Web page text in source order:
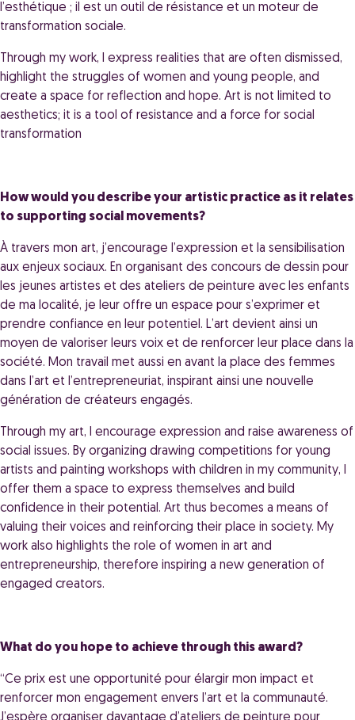
l’esthétique ; il est un outil de résistance et un moteur de
transformation sociale.
Through my work, I express realities that are often dismissed,
highlight the struggles of women and young people, and
create a space for reflection and hope. Art is not limited to
aesthetics; it is a tool of resistance and a force for social
transformation
How would you describe your artistic practice as it relates
to supporting social movements?
À travers mon art, j’encourage l’expression et la sensibilisation
aux enjeux sociaux. En organisant des concours de dessin pour
les jeunes artistes et des ateliers de peinture avec les enfants
de ma localité, je leur offre un espace pour s’exprimer et
prendre confiance en leur potentiel. L’art devient ainsi un
moyen de valoriser leurs voix et de renforcer leur place dans la
société. Mon travail met aussi en avant la place des femmes
dans l’art et l’entrepreneuriat, inspirant ainsi une nouvelle
génération de créateurs engagés.
Through my art, I encourage expression and raise awareness of
social issues. By organizing drawing competitions for young
artists and painting workshops with children in my community, I
offer them a space to express themselves and build
confidence in their potential. Art thus becomes a means of
valuing their voices and reinforcing their place in society. My
work also highlights the role of women in art and
entrepreneurship, therefore inspiring a new generation of
engaged creators.
What do you hope to achieve through this award?
“Ce prix est une opportunité pour élargir mon impact et
renforcer mon engagement envers l’art et la communauté.
J’espère organiser davantage d’ateliers de peinture pour